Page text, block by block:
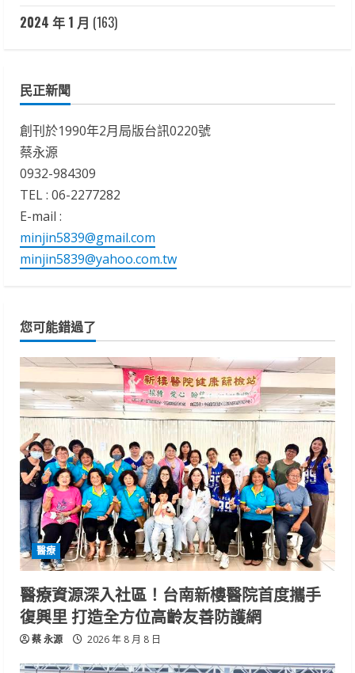
2024 年 1 月 (163)
民正新聞
創刊於1990年2月局版台訊0220號
蔡永源
0932-984309
TEL : 06-2277282
E-mail :
minjin5839@gmail.com
minjin5839@yahoo.com.tw
您可能錯過了
醫療
醫療資源深入社區！台南新樓醫院首度攜手
復興里 打造全方位高齡友善防護網
蔡 永源 2026 年 8 月 8 日